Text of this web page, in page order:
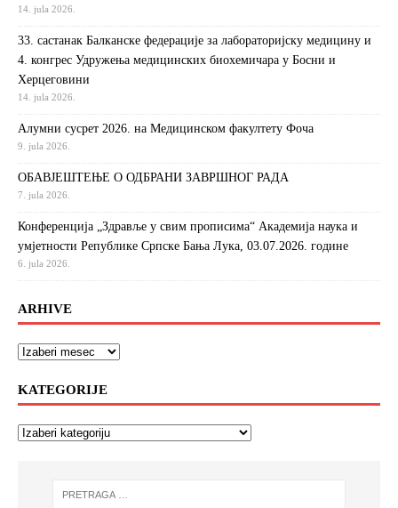
14. jula 2026.
33. састанак Балканске федерације за лабораторијску медицину и
4. конгрес Удружења медицинских биохемичара у Босни и
Херцеговини
14. jula 2026.
Алумни сусрет 2026. на Медицинском факултету Фоча
9. jula 2026.
ОБАВЈЕШТЕЊЕ О ОДБРАНИ ЗАВРШНОГ РАДА
7. jula 2026.
Конференција „Здравље у свим прописима“ Академија наука и
умјетности Републике Српске Бања Лука, 03.07.2026. године
6. jula 2026.
ARHIVE
KATEGORIJE